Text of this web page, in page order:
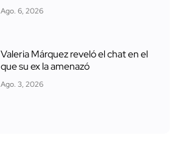
Ago. 6, 2026
Valeria Márquez reveló el chat en el
que su ex la amenazó
Ago. 3, 2026